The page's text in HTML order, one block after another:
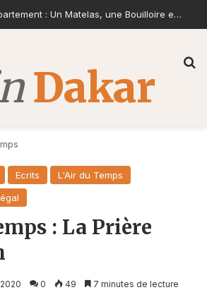
un Monde Pressé
Ecrits
L'Air du Temps
: La Prière
0 49 7 minutes de lecture